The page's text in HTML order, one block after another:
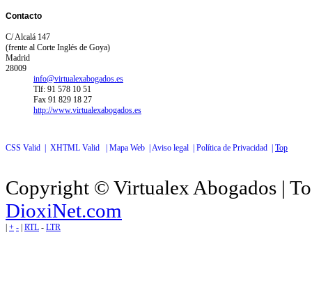
Contacto
C/ Alcalá 147
(frente al Corte Inglés de Goya)
Madrid
28009
info@virtualexabogados.es
Tlf: 91 578 10 51
Fax 91 829 18 27
http://www.virtualexabogados.es
CSS Valid | XHTML Valid | Mapa Web |Aviso legal | Política de Privacidad | Top
Copyright © Virtualex Abogados |
DioxiNet.com
| + - | RTL - LTR